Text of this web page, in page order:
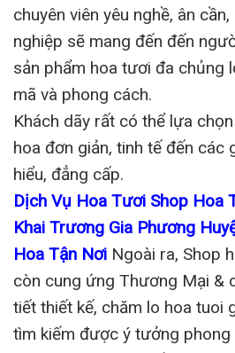
chuyên viên yêu nghề, ân
nghiệp sẽ mang đến đến
sản phẩm hoa tươi đa chủng
mã và phong cách.
Khách dãy rất có thể lựa
hoa đơn giản, tinh tế đến các
hiểu, đẳng cấp.
Dịch Vụ Hoa Tươi Shop Hoa
Khai Trương Gia Phương
Hoa Tận Nơi Ngoài ra, Shop
còn cung ứng Thương Mại &
tiết thiết kế, chăm lo hoa tuoi
tìm kiếm được ý tưởng phong